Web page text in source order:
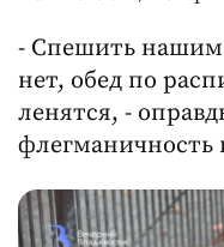
- Спешить нашим
нет, обед по
ленятся, -
флегманичность